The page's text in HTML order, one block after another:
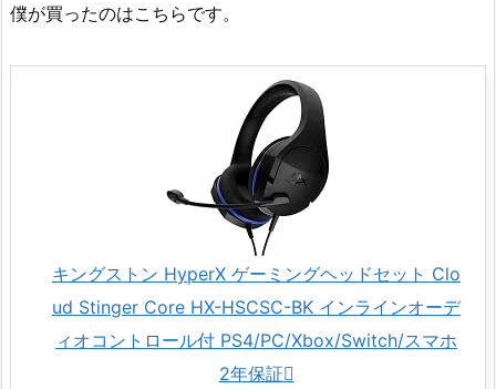
僕が買ったのはこちらです。
キングストン HyperX ゲーミングヘッドセット Clo
ud Stinger Core HX-HSCSC-BK インラインオーデ
ィオコントロール付 PS4/PC/Xbox/Switch/スマホ
2年保証